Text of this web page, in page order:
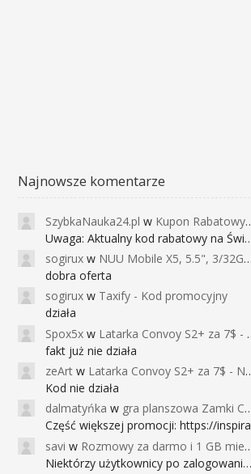
Najnowsze komentarze
SzybkaNauka24.pl w Kupon Rabatowy na Kurs Angielskiego dla Dzieci - FunEnglish
Uwaga: Aktualny kod rabatowy na Święta (
sogirux w NUU Mobile X5, 5.5", 3/32GB, czujnik linii papilarnych, 2950mAh, aparat 13MP za 267zł - Banggood
dobra oferta
sogirux w Taxify - Kod promocyjny
działa
Spox5x w Latarka Convoy S2+ za 7$ - Najniższa cena od 2017r
fakt już nie działa
zeArt w Latarka Convoy S2+ za 7$ - Najniższa cena od 2017r
Kod nie działa
dalmatyńka w gra planszowa Zamki Caladale za 39zł
Część większej promocji: https://inspira
savi w Rozmowy za darmo i 1 GB miesięcznie
Niektórzy użytkownicy po zalogowaniu do